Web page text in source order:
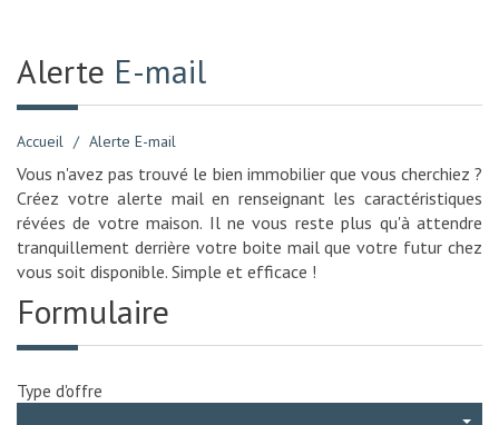
Alerte E-mail
Accueil Alerte E-mail
Vous n'avez pas trouvé le bien immobilier que vous cherchiez ?
Créez votre alerte mail en renseignant les caractéristiques
révées de votre maison. Il ne vous reste plus qu'à attendre
tranquillement derrière votre boite mail que votre futur chez
vous soit disponible. Simple et efficace !
Formulaire
Type d'offre